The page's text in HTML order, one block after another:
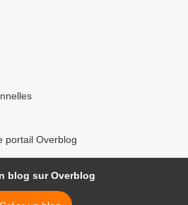
portail Overblog
blog sur Overblog